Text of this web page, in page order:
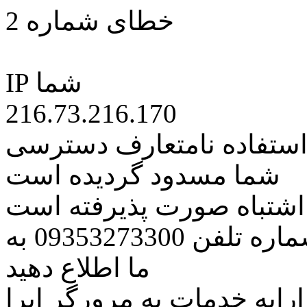
خطای شماره 2
IP شما
216.73.216.170
نامتعارف دسترسی
شما مسدود گردیده است
اشتباه صورت پذیرفته است
مراتب این مسئله را از طریق شماره تلفن 09353273300 به
ما اطلاع دهید
خدمات به مرورگر اپرا